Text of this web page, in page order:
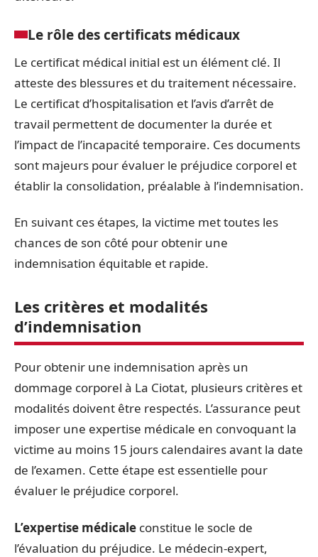
Le rôle des certificats médicaux
Le certificat médical initial est un élément clé. Il
atteste des blessures et du traitement nécessaire.
Le certificat d’hospitalisation et l’avis d’arrêt de
travail permettent de documenter la durée et
l’impact de l’incapacité temporaire. Ces documents
sont majeurs pour évaluer le préjudice corporel et
établir la consolidation, préalable à l’indemnisation.
En suivant ces étapes, la victime met toutes les
chances de son côté pour obtenir une
indemnisation équitable et rapide.
Les critères et modalités
d’indemnisation
Pour obtenir une indemnisation après un
dommage corporel à La Ciotat, plusieurs critères et
modalités doivent être respectés. L’assurance peut
imposer une expertise médicale en convoquant la
victime au moins 15 jours calendaires avant la date
de l’examen. Cette étape est essentielle pour
évaluer le préjudice corporel.
L’expertise médicale constitue le socle de
l’évaluation du préjudice. Le médecin-expert,